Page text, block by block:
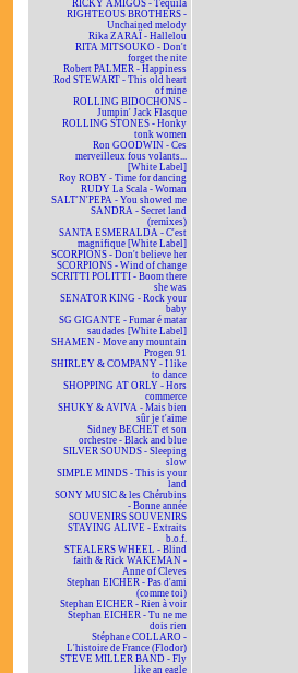
RICKY AMIGOS - Téquila
RIGHTEOUS BROTHERS -
Unchained melody
Rika ZARAÏ - Hallelou
RITA MITSOUKO - Don't
forget the nite
Robert PALMER - Happiness
Rod STEWART - This old heart
of mine
ROLLING BIDOCHONS -
Jumpin' Jack Flasque
ROLLING STONES - Honky
tonk women
Ron GOODWIN - Ces
merveilleux fous volants...
[White Label]
Roy ROBY - Time for dancing
RUDY La Scala - Woman
SALT'N'PEPA - You showed me
SANDRA - Secret land
(remixes)
SANTA ESMERALDA - C'est
magnifique [White Label]
SCORPIONS - Don't believe her
SCORPIONS - Wind of change
SCRITTI POLITTI - Boom there
she was
SENATOR KING - Rock your
baby
SG GIGANTE - Fumar é matar
saudades [White Label]
SHAMEN - Move any mountain
Progen 91
SHIRLEY & COMPANY - I like
to dance
SHOPPING AT ORLY - Hors
commerce
SHUKY & AVIVA - Mais bien
sûr je t'aime
Sidney BECHET et son
orchestre - Black and blue
SILVER SOUNDS - Sleeping
slow
SIMPLE MINDS - This is your
land
SONY MUSIC & les Chérubins
- Bonne année
SOUVENIRS SOUVENIRS
STAYING ALIVE - Extraits
b.o.f.
STEALERS WHEEL - Blind
faith & Rick WAKEMAN -
Anne of Cleves
Stephan EICHER - Pas d'ami
(comme toi)
Stephan EICHER - Rien à voir
Stephan EICHER - Tu ne me
dois rien
Stéphane COLLARO -
L'histoire de France (Flodor)
STEVE MILLER BAND - Fly
like an eagle